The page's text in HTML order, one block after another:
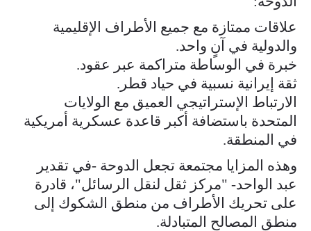
علاقات ممتازة مع جميع الأطراف الإقليمية
والدولية في آنٍ واحد.
خبرة في الوساطة متراكمة عبر عقود.
ثقة إيرانية نسبية في حياد قطر.
الارتباط الإستراتيجي العميق مع الولايات
المتحدة باستضافة أكبر قاعدة عسكرية أمريكية
في المنطقة.
وهذه المزايا مجتمعة تجعل الدوحة -في تقدير
عبد الواحد- "مركز ثقل لنقل الرسائل"، قادرة
على تحريك الأطراف من منطق الشكوك إلى
منطق المصالح المتبادلة.